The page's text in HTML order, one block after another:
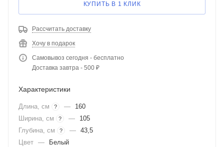
КУПИТЬ В 1 КЛИК
Рассчитать доставку
Хочу в подарок
Самовывоз сегодня - бесплатно
Доставка завтра - 500 ₽
Характеристики
Длина, см ? —
160
Ширина, см
? —
105
Глубина, см
? — 43,5
Цвет —
Белый